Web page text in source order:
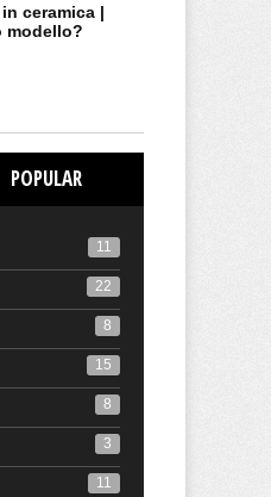
ceramica |
modello?
POPULAR
11
22
8
15
8
3
11